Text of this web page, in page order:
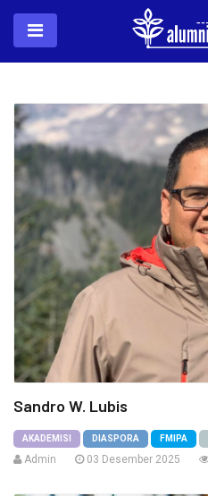
Sandro W. Lubis
AKADEMISI DIASPORA FMIPA
Admin 03 Desember 2025